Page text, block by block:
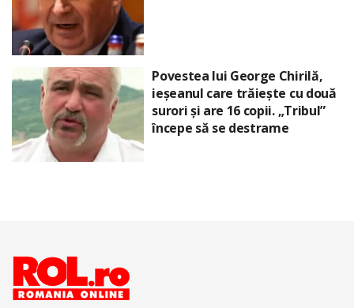
Povestea lui George Chirilă,
ieșeanul care trăiește cu două
surori și are 16 copii. „Tribul”
începe să se destrame